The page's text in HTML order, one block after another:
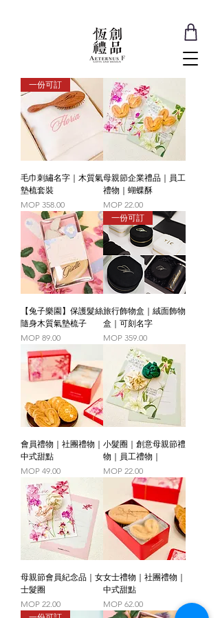
一份可訂
毛巾刺繡名字｜木質氣
墊梳套裝
Price
MOP 358.00
母親節企業禮品｜員工
禮物｜蝴蝶酥
Price
MOP 22.00
【兔子樂園】保護髮絲
隨身木質氣墊梳子
Price
MOP 89.00
一份可訂
旅行飾物盒｜絨面飾物
盒｜可刻名字
Price
MOP 359.00
會員禮物｜社團禮物｜
中式甜點
Price
MOP 49.00
小髮圈｜創意母親節禮
物｜員工禮物｜
Price
MOP 22.00
母親節會員紀念品｜女
士髮圈
Price
MOP 22.00
女士禮物｜社團禮物｜
中式甜點
Price
MOP 62.00